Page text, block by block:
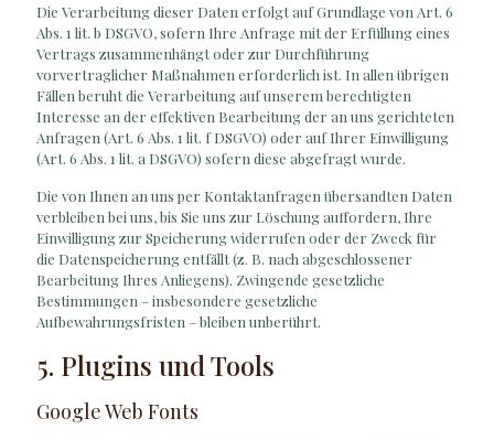
Die Verarbeitung dieser Daten erfolgt auf Grundlage von Art. 6
Abs. 1 lit. b DSGVO, sofern Ihre Anfrage mit der Erfüllung eines
Vertrags zusammenhängt oder zur Durchführung
vorvertraglicher Maßnahmen erforderlich ist. In allen übrigen
Fällen beruht die Verarbeitung auf unserem berechtigten
Interesse an der effektiven Bearbeitung der an uns gerichteten
Anfragen (Art. 6 Abs. 1 lit. f DSGVO) oder auf Ihrer Einwilligung
(Art. 6 Abs. 1 lit. a DSGVO) sofern diese abgefragt wurde.
Die von Ihnen an uns per Kontaktanfragen übersandten Daten
verbleiben bei uns, bis Sie uns zur Löschung auffordern, Ihre
Einwilligung zur Speicherung widerrufen oder der Zweck für
die Datenspeicherung entfällt (z. B. nach abgeschlossener
Bearbeitung Ihres Anliegens). Zwingende gesetzliche
Bestimmungen – insbesondere gesetzliche
Aufbewahrungsfristen – bleiben unberührt.
5. Plugins und Tools
Google Web Fonts